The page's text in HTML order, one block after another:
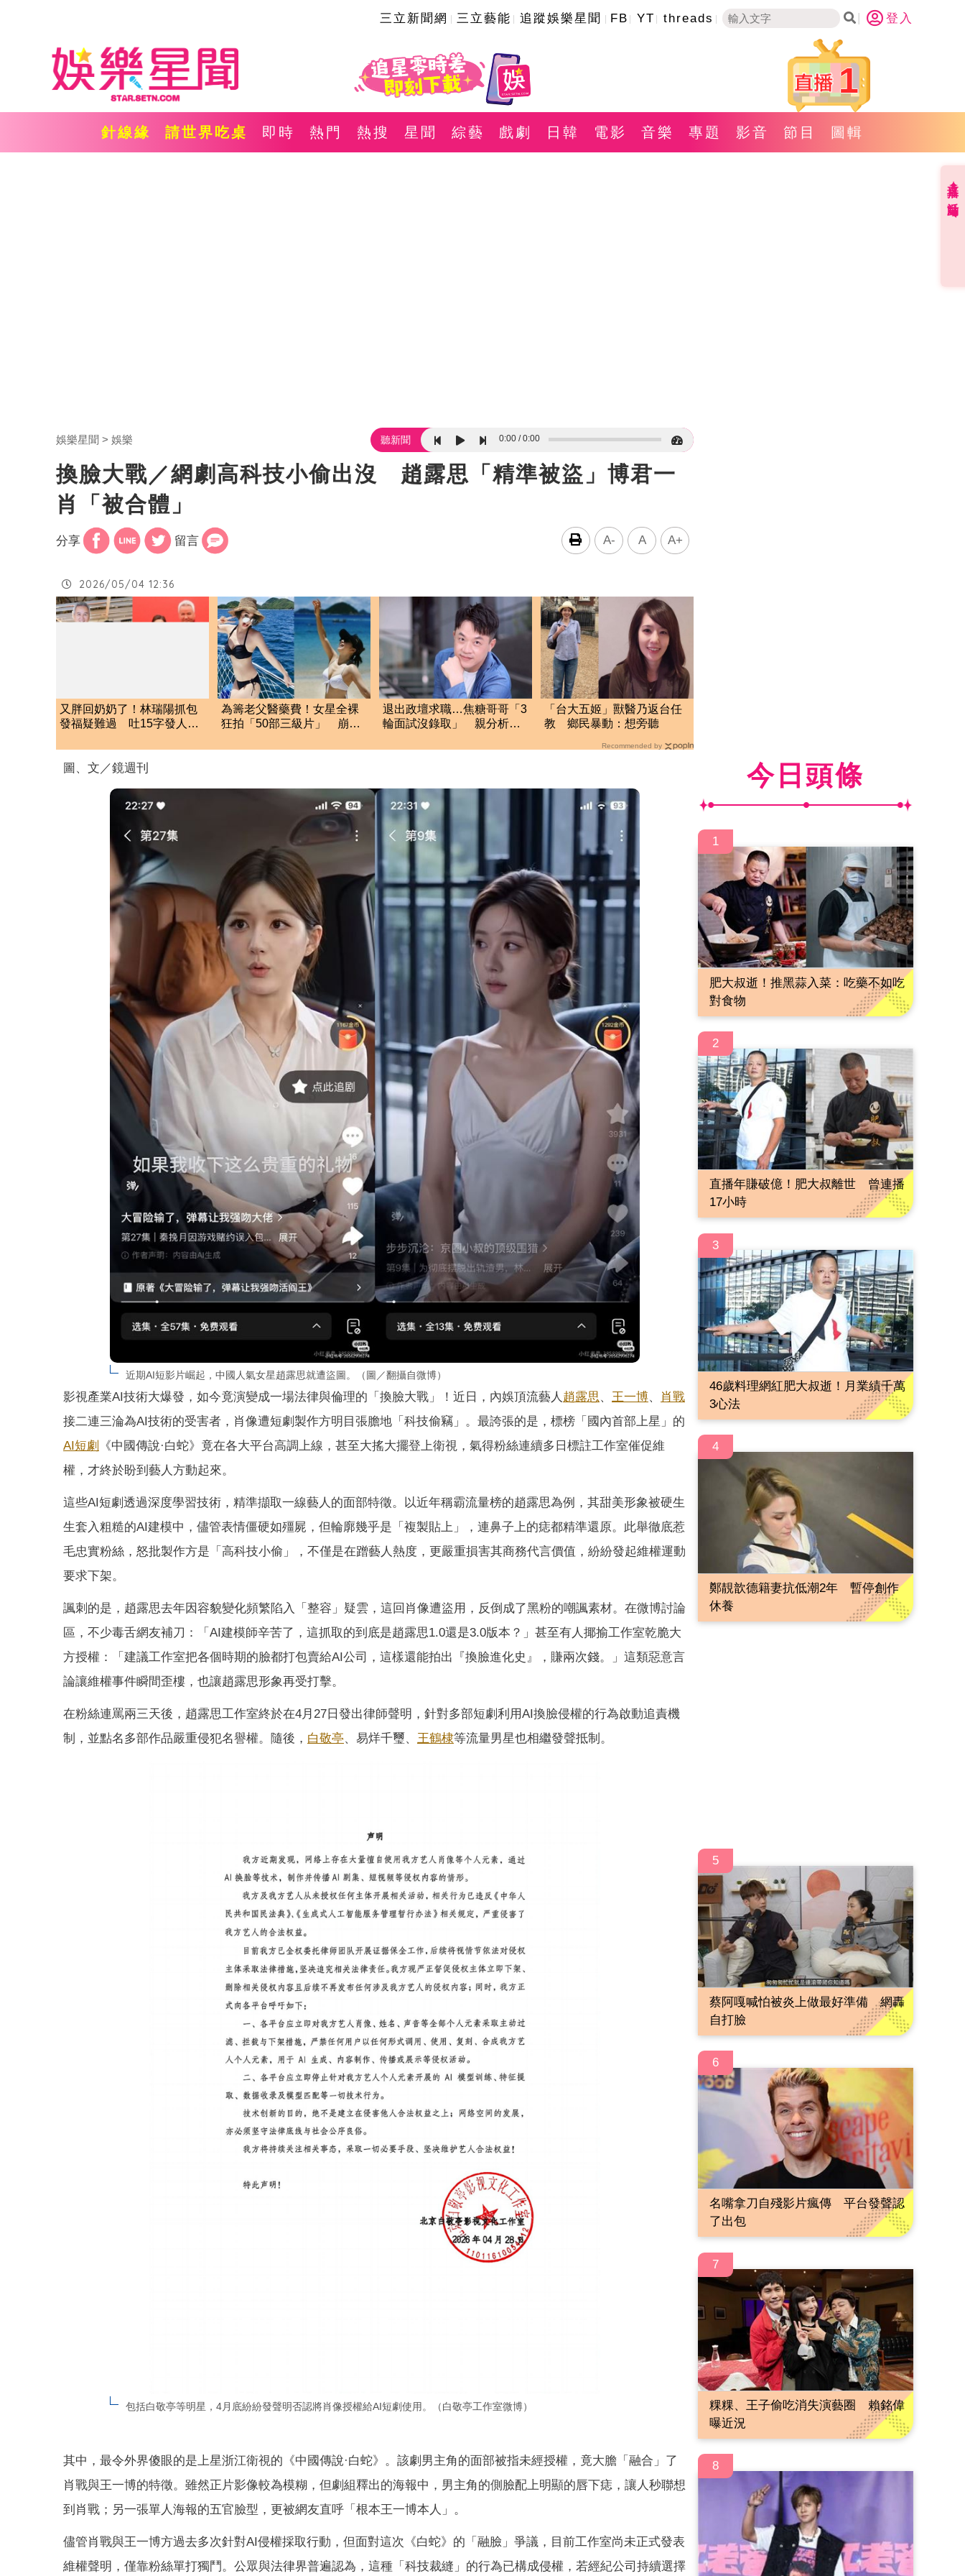
三立新聞網 三立藝能 追蹤娛樂星聞 FB YT threads 登入
1
針線緣 請世界吃桌 即時 熱門 熱搜 星聞 綜藝 戲劇 日韓 電影 音樂 專題 影音 節目 圖輯
娛樂星聞 娛樂 聽新聞 0:00 0:00
換臉大戰／網劇高科技小偷出沒 趙露思「精準被盜」博君一
肖「被合體」
分享 留言 A- A A+
2026/05/04 12:36
又胖回奶奶了！林瑞陽抓包
發福疑難過 吐15字發人深
為籌老父醫藥費！女星全裸
狂拍「50部三級片」 崩潰
退出政壇求職…焦糖哥哥「3
輪面試沒錄取」 親分析台
「台大五姬」獸醫乃返台任
教 鄉民暴動：想旁聽
Recommended by
圖、文／鏡週刊
近期AI短影片崛起，中國人氣女星趙露思就遭盜圖。（圖／翻攝自微博）
影視產業AI技術大爆發，如今竟演變成一場法律與倫理的「換臉大戰」！近日，內娛頂流藝人 趙露思、 王一博、
肖戰
接二連三淪為AI技術的受害者，肖像遭短劇製作方明目張膽地「科技偷竊」。最誇張的是，標榜「國內首部上星」的
AI短劇
《中國傳說·白蛇》竟在各大平台高調上線，甚至大搖大擺登上衛視，氣得粉絲連續多日標註工作室催促維
權，才終於盼到藝人方動起來。
這些AI短劇透過深度學習技術，精準擷取一線藝人的面部特徵。以近年稱霸流量榜的趙露思為例，其甜美形象被硬生
生套入粗糙的AI建模中，儘管表情僵硬如殭屍，但輪廓幾乎是「複製貼上」，連鼻子上的痣都精準還原。此舉徹底惹
毛忠實粉絲，怒批製作方是「高科技小偷」，不僅是在蹭藝人熱度，更嚴重損害其商務代言價值，紛紛發起維權運動
要求下架。
諷刺的是，趙露思去年因容貌變化頻繁陷入「整容」疑雲，這回肖像遭盜用，反倒成了黑粉的嘲諷素材。在微博討論
區，不少毒舌網友補刀：「AI建模師辛苦了，這抓取的到底是趙露思1.0還是3.0版本？」甚至有人揶揄工作室乾脆大
方授權：「建議工作室把各個時期的臉都打包賣給AI公司，這樣還能拍出『換臉進化史』，賺兩次錢。」這類惡意言
論讓維權事件瞬間歪樓，也讓趙露思形象再受打擊。
在粉絲連罵兩三天後，趙露思工作室終於在4月27日發出律師聲明，針對多部短劇利用AI換臉侵權的行為啟動追責機
制，並點名多部作品嚴重侵犯名譽權。隨後， 白敬亭、易烊千璽、 王鶴棣等流量男星也相繼發聲抵制。
包括白敬亭等明星，4月底紛紛發聲明否認將肖像授權給AI短劇使用。（白敬亭工作室微博）
其中，最令外界傻眼的是上星浙江衛視的《中國傳說·白蛇》。該劇男主角的面部被指未經授權，竟大膽「融合」了
肖戰與王一博的特徵。雖然正片影像較為模糊，但劇組釋出的海報中，男主角的側臉配上明顯的唇下痣，讓人秒聯想
到肖戰；另一張單人海報的五官臉型，更被網友直呼「根本王一博本人」。
儘管肖戰與王一博方過去多次針對AI侵權採取行動，但面對這次《白蛇》的「融臉」爭議，目前工作室尚未正式發表
維權聲明，僅靠粉絲單打獨鬥。公眾與法律界普遍認為，這種「科技裁縫」的行為已構成侵權，若經紀公司持續選擇
今日頭條
1
肥大叔逝！推黑蒜入菜：吃藥不如吃
對食物
2
直播年賺破億！肥大叔離世 曾連播
17小時
3
46歲料理網紅肥大叔逝！月業績千萬
3心法
4
鄭靚歆德籍妻抗低潮2年 暫停創作
休養
5
蔡阿嘎喊怕被炎上做最好準備 網轟
自打臉
6
名嘴拿刀自殘影片瘋傳 平台發聲認
了出包
7
粿粿、王子偷吃消失演藝圈 賴銘偉
曝近況
8
直播✦活動